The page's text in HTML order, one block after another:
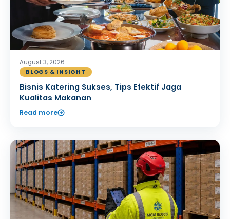
August 3, 2026
BLOGS & INSIGHT
Bisnis Katering Sukses, Tips Efektif Jaga
Kualitas Makanan
Read more